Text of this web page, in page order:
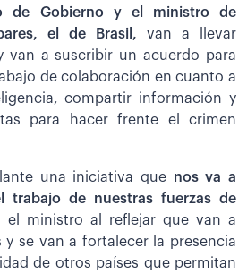
de Gobierno y el ministro de
el de Brasil, van a llevar
van a suscribir un acuerdo para
de colaboración en cuanto a
compartir información y
para hacer frente el crimen
una iniciativa que nos va a
trabajo de nuestras fuerzas de
el ministro al reflejar que van a
y se van a fortalecer la presencia
de otros países que permitan